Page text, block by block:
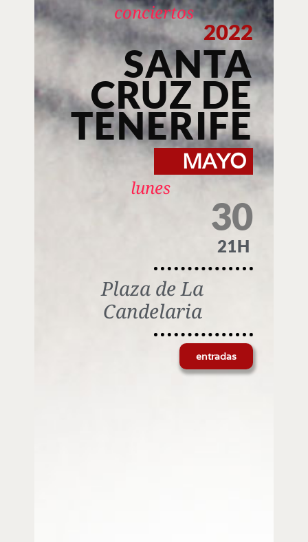
conciertos
2022
SANTA
CRUZ DE
TENERIFE
MAYO
lunes
30
21H
Plaza de La
Candelaria
entradas